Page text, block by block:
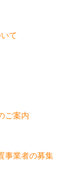
いて
ご案内
事業者の募集